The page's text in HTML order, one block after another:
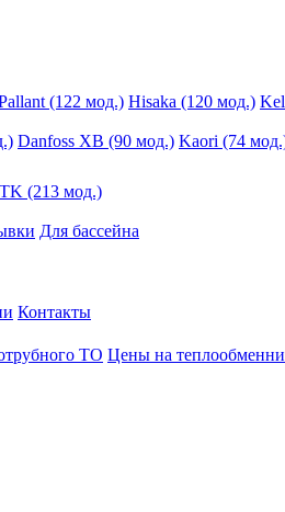
(122 мод.) Hisaka (120 мод.)
Danfoss XB (90 мод.) Kaori (74
(213 мод.)
Для бассейна
Контакты
ТО Цены на